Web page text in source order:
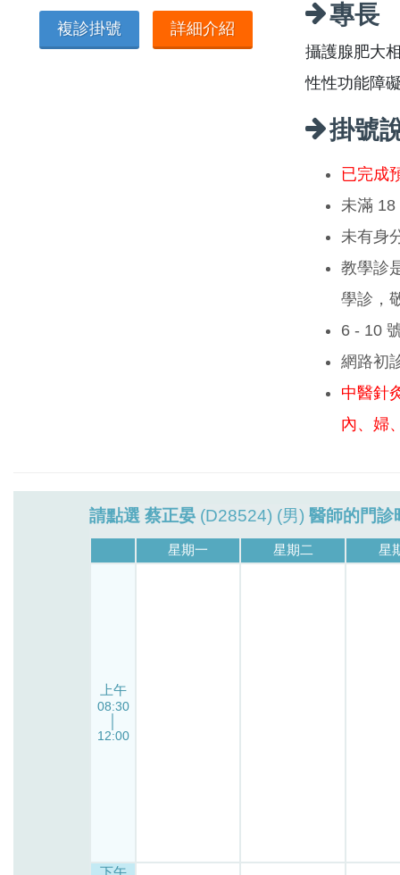
複診掛號 詳細介紹 專長
攝護腺肥大
性性功能障
掛號
已完成
未滿 18
未有身
教學診
學診，
6 - 10
網路初
中醫針
內、婦